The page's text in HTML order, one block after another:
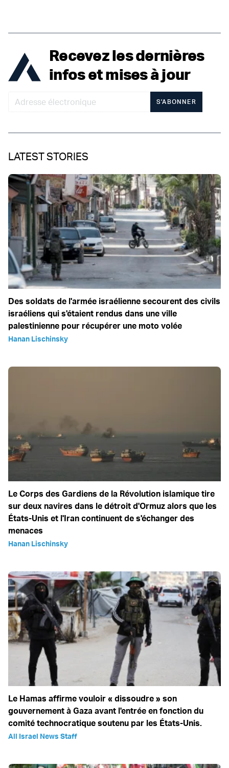
Recevez les dernières
infos et mises à jour
S'ABONNER
LATEST STORIES
Des soldats de l'armée israélienne secourent des civils
israéliens qui s'étaient rendus dans une ville
palestinienne pour récupérer une moto volée
Hanan Lischinsky
Le Corps des Gardiens de la Révolution islamique tire
sur deux navires dans le détroit d'Ormuz alors que les
États-Unis et l'Iran continuent de s'échanger des
menaces
Hanan Lischinsky
Le Hamas affirme vouloir « dissoudre » son
gouvernement à Gaza avant l'entrée en fonction du
comité technocratique soutenu par les États-Unis.
All Israel News Staff